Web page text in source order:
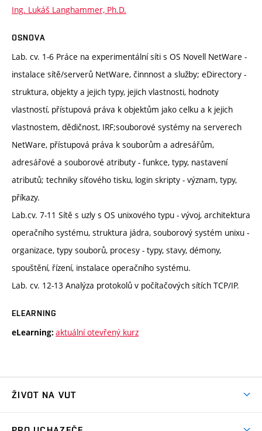
Ing. Lukáš Langhammer, Ph.D.
OSNOVA
Lab. cv. 1-6 Práce na experimentální síti s OS Novell NetWare -
instalace sítě/serverů NetWare, činnnost a služby; eDirectory -
struktura, objekty a jejich typy, jejich vlastnosti, hodnoty
vlastností, přístupová práva k objektům jako celku a k jejich
vlastnostem, dědičnost, IRF;souborové systémy na serverech
NetWare, přístupová práva k souborům a adresářům,
adresářové a souborové atributy - funkce, typy, nastavení
atributů; techniky síťového tisku, login skripty - význam, typy,
příkazy.
Lab.cv. 7-11 Sítě s uzly s OS unixového typu - vývoj, architektura
operačního systému, struktura jádra, souborový systém unixu -
organizace, typy souborů, procesy - typy, stavy, démony,
spouštění, řízení, instalace operačního systému.
Lab. cv. 12-13 Analýza protokolů v počítačových sítích TCP/IP.
ELEARNING
eLearning: aktuální otevřený kurz
ŽIVOT NA VUT